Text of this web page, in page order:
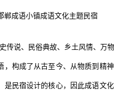
郸成语小镇成语文化主题民宿
说、民俗典故、乡土风情、万
构成了从古至今、从物质到精
是民宿设计的核心，因此成语文